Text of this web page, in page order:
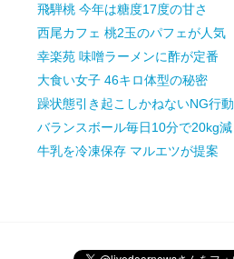
飛騨桃 今年は糖度17度の甘さ
西尾カフェ 桃2玉のパフェが人気
幸楽苑 味噌ラーメンに酢が定番
大食い女子 46キロ体型の秘密
躁状態引き起こしかねないNG行動
バランスボール毎日10分で20kg減
牛乳を冷凍保存 マルエツが提案